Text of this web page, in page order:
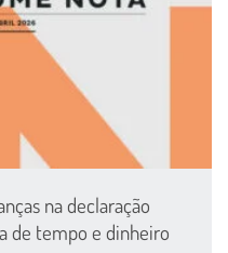
na declaração
de tempo e dinheiro